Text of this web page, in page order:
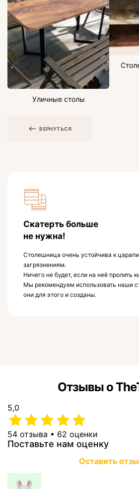
Уличные столы
ВЕРНУТЬСЯ
Скатерть больше
не нужна!
Столешница очень устойчива к
загрязнениям.
Ничего не будет, если на неё пролить
Мы рекомендуем использовать наши
они для этого и созданы.
Отзывы о
5,0
54 отзыва • 62 оценки
Поставьте нам оценку
Оставить